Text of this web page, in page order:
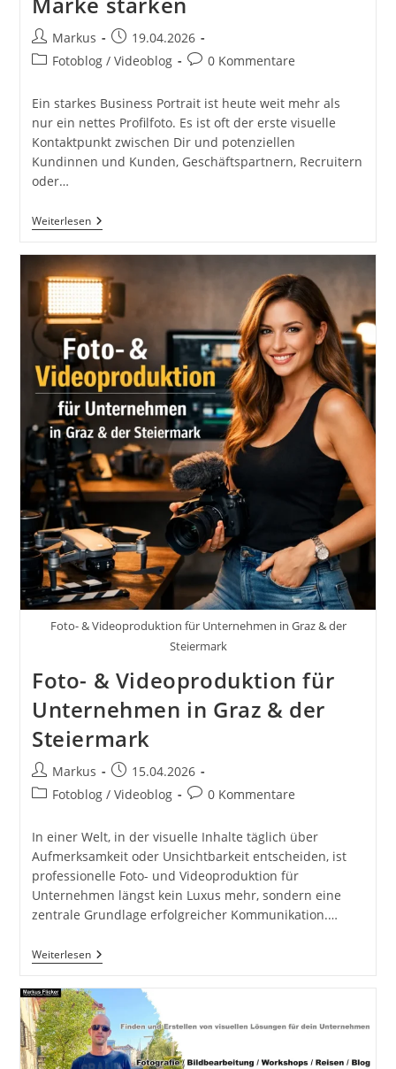
Beitrags-
Autor:
Markus
Beitrag
veröffentlicht:
19.04.2026
Beitrags-
Fotoblog / Videoblog
Beitrags-
0 Kommentare
Ein starkes Business Portrait ist heute weit mehr als
nur ein nettes Profilfoto. Es ist oft der erste visuelle
Kontaktpunkt zwischen Dir und potenziellen
Kundinnen und Kunden, Geschäftspartnern, Recruitern
oder…
WeiterlesenBusiness
Portrait
In
Graz:
So
Entstehen
Professionelle
Bilder,
Die
Vertrauen
Schaffen
Und
Deine
Marke
Stärken
Foto- & Videoproduktion für Unternehmen in Graz & der
Steiermark
Foto- & Videoproduktion für
Unternehmen in Graz & der
Steiermark
Beitrags-
Autor:
Markus
Beitrag
veröffentlicht:
15.04.2026
Beitrags-
Fotoblog / Videoblog
Beitrags-
0 Kommentare
In einer Welt, in der visuelle Inhalte täglich über
Aufmerksamkeit oder Unsichtbarkeit entscheiden, ist
professionelle Foto- und Videoproduktion für
Unternehmen längst kein Luxus mehr, sondern eine
zentrale Grundlage erfolgreicher Kommunikation.…
WeiterlesenFoto-
&
Für
Unternehmen
In
Graz
&